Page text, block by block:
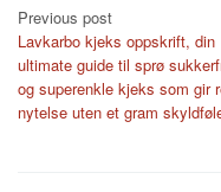
Post
navigation
Previous post
Lavkarbo kjeks oppskrift, din
ultimate guide til sprø
og superenkle kjeks som gir
nytelse uten et gram